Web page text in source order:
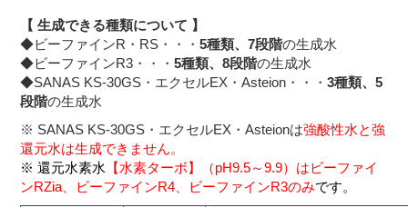
【 生成できる種類について 】
◆ビーファインR・RS・・・5種類、7段階の生成水
◆ビーファインR3・・・5種類、8段階の生成水
◆SANAS KS-30GS・エクセルEX・Asteion・・・3種類、5
段階の生成水
※ SANAS KS-30GS・エクセルEX・Asteionは強酸性水と強
還元水は生成できません。
※ 還元水素水 【水素ターボ】（pH9.5～9.9）はビーファイ
ンRZia、ビーファインR4、ビーファインR3のみです。